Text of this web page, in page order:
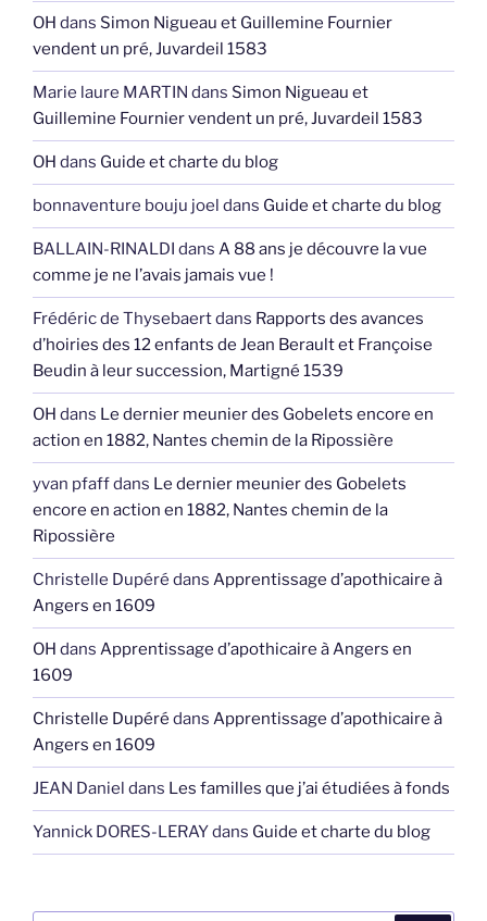
OH dans Simon Nigueau et Guillemine Fournier
vendent un pré, Juvardeil 1583
Marie laure MARTIN dans Simon Nigueau et
Guillemine Fournier vendent un pré, Juvardeil 1583
OH dans Guide et charte du blog
bonnaventure bouju joel dans Guide et charte du blog
BALLAIN-RINALDI dans A 88 ans je découvre la vue
comme je ne l’avais jamais vue !
Frédéric de Thysebaertdans Rapports des avances
d’hoiries des 12 enfants de Jean Berault et Françoise
Beudin à leur succession, Martigné 1539
OH dans Le dernier meunier des Gobelets encore en
action en 1882, Nantes chemin de la Ripossière
yvan pfaffdans Le dernier meunier des Gobelets
encore en action en 1882, Nantes chemin de la
Ripossière
Christelle Dupéré dans Apprentissage d’apothicaire à
Angers en 1609
OH dans Apprentissage d’apothicaire à Angers en
1609
Christelle Dupéré dans Apprentissage d’apothicaire à
Angers en 1609
JEAN Daniel dans Les familles que j’ai étudiées à fonds
Yannick DORES-LERAYdans Guide et charte du blog